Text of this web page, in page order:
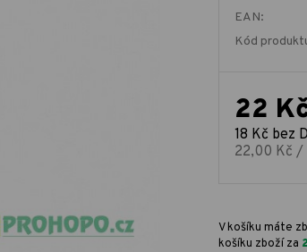
EAN:
Kód
22
18 Kč bez
22,00 Kč /
V košíku máte
košíku zboží za